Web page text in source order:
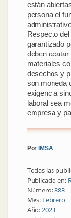
están
persona el
Respecto
garantizado
deben
materiales
desechos y
son moneda
exigencia
laboral sea
empresa y
Por IMSA
Todas las
Publicado en:
Número:383
Mes: Febrero
Año:2023